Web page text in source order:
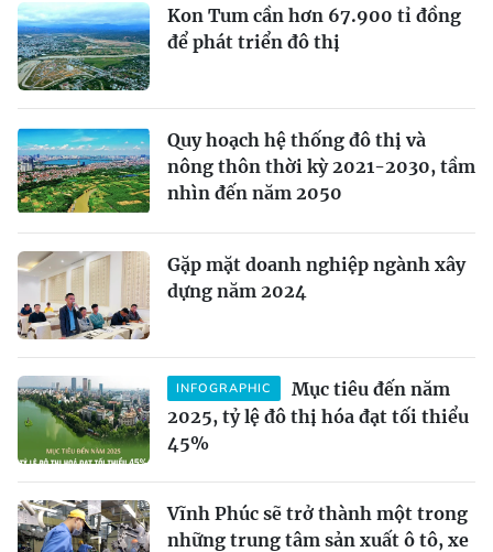
Kon Tum cần hơn 67.900 tỉ đồng
để phát triển đô thị
Quy hoạch hệ thống đô thị và
nông thôn thời kỳ 2021-2030, tầm
nhìn đến năm 2050
Gặp mặt doanh nghiệp ngành xây
dựng năm 2024
INFOGRAPHIC
Mục tiêu đến năm
2025, tỷ lệ đô thị hóa đạt tối thiểu
45%
Vĩnh Phúc sẽ trở thành một trong
những trung tâm sản xuất ô tô, xe